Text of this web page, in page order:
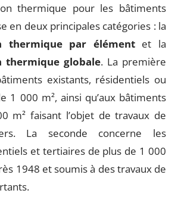
thermique pour les bâtiments
en deux principales catégories : la
thermique par élémentet la
thermique globale. La première
existants, résidentiels ou
1 000 m², ainsi qu’aux bâtiments
m² faisant l’objet de travaux de
La seconde concerne les
et tertiaires de plus de 1 000
1948 et soumis à des travaux de